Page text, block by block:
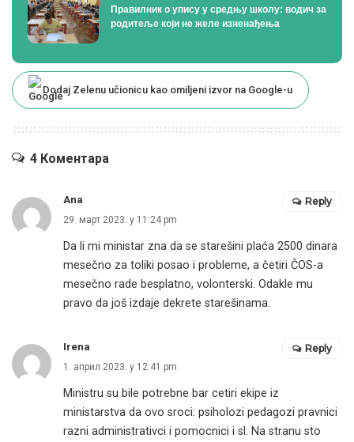
Правилник о упису у средњу школу: водич за
родитеље који не желе изненађења
Dodaj Zelenu učionicu kao omiljeni izvor na Google-u
4 Коментара
Ana
29. март 2023. у 11:24 pm
Da li mi ministar zna da se starešini plaća 2500 dinara
mesečno za toliki posao i probleme, a četiri ČOS-a
mesečno rade besplatno, volonterski. Odakle mu
pravo da još izdaje dekrete starešinama.
Reply
Irena
1. април 2023. у 12:41 pm
Ministru su bile potrebne bar cetiri ekipe iz
ministarstva da ovo sroci: psiholozi pedagozi pravnici
razni administrativci i pomocnici i sl. Na stranu sto
Reply